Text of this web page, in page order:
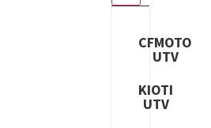
CFMOTO
UTV
KIOTI
UTV